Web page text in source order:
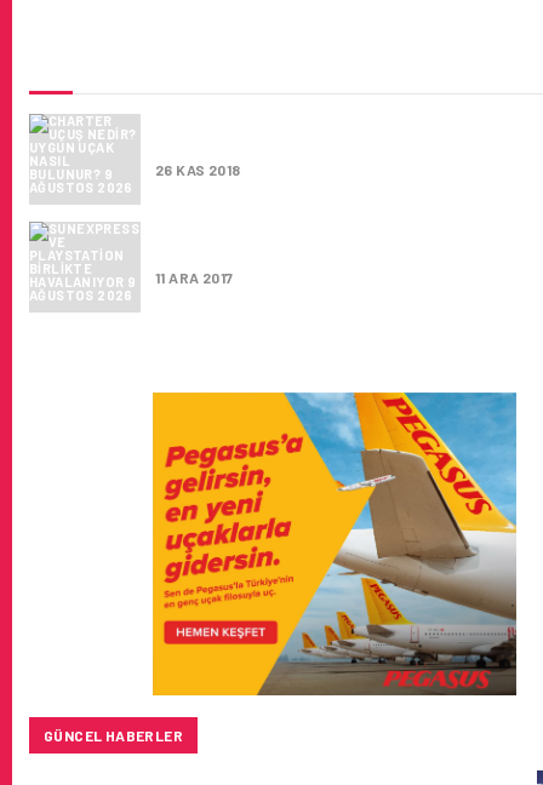
26 KAS 2018
11 ARA 2017
GÜNCEL HABERLER